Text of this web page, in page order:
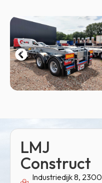
LMJ
Construct
Industriedijk 8, 2300